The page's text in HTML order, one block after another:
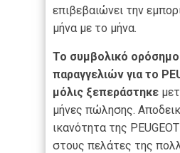
επιβεβαιώνει την
μήνα με το μήνα.
Το συμβολικό
παραγγελιών για το
μόλις ξεπεράστηκε
μήνες πώλησης.
ικανότητα της
στους πελάτες της